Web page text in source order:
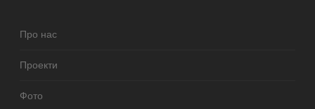
Про нас
Проекти
Фото